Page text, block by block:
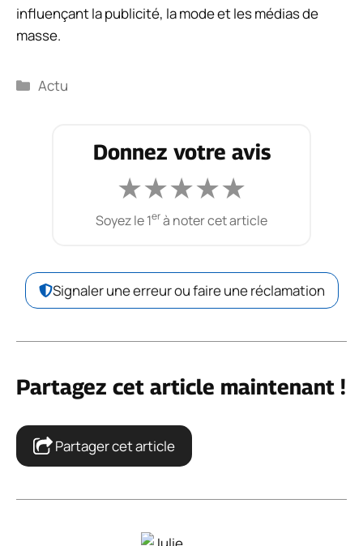
influençant la publicité, la mode et les médias de
masse.
Catégories
Actu
Donnez votre avis
★★★★★
Soyez le 1erà noter cet article
Signaler une erreur ou faire une réclamation
Partagez cet article maintenant !
Partager cet article